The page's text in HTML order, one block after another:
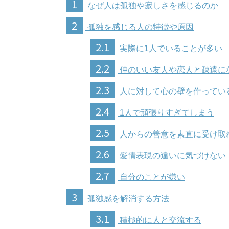
1
なぜ人は孤独や寂しさを感じるのか
2 孤独を感じる人の特徴や原因
2.1 実際に1人でいることが多い
2.2 仲のいい友人や恋人と疎遠に
2.3 人に対して心の壁を作ってい
2.4 1人で頑張りすぎてしまう
2.5 人からの善意を素直に受け取
2.6 愛情表現の違いに気づけない
2.7 自分のことが嫌い
3 孤独感を解消する方法
3.1 積極的に人と交流する